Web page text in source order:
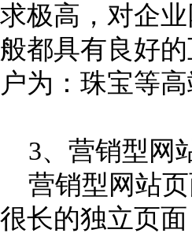
求极高，对企
般都具有良好
户为：珠宝等
3、营销型网
营销型网站页
很长的独立页